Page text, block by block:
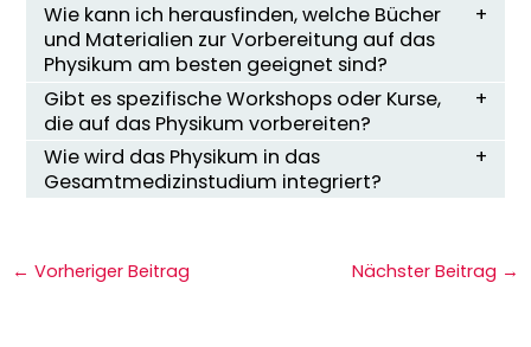
Wie kann ich herausfinden, welche Bücher
und Materialien zur Vorbereitung auf das
Physikum am besten geeignet sind?
Gibt es spezifische Workshops oder Kurse,
die auf das Physikum vorbereiten?
Wie wird das Physikum in das
Gesamtmedizinstudium integriert?
← Vorheriger Beitrag Nächster Beitrag →